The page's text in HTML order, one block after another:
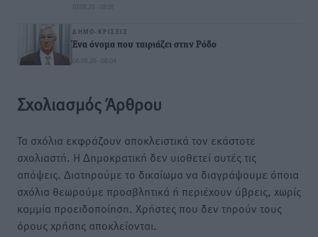
07.08.26 · 08:01
ΔΗΜΟ-ΚΡΊΣΕΙΣ
Ένα όνομα που ταιριάζει στην Ρόδο
06.08.26 · 08:04
Σχολιασμός Άρθρου
Τα σχόλια εκφράζουν αποκλειστικά τον εκάστοτε
σχολιαστή. Η Δημοκρατική δεν υιοθετεί αυτές τις
απόψεις. Διατηρούμε το δικαίωμα να διαγράψουμε όποια
σχόλια θεωρούμε προσβλητικά ή περιέχουν ύβρεις, χωρίς
καμμία προειδοποίηση. Χρήστες που δεν τηρούν τους
όρους χρήσης αποκλείονται.